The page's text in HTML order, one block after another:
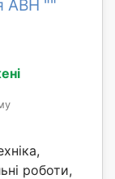
АВН ""
роботи,